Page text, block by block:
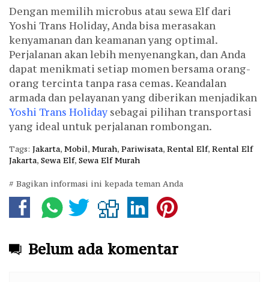
Dengan memilih microbus atau sewa Elf dari
Yoshi Trans Holiday, Anda bisa merasakan
kenyamanan dan keamanan yang optimal.
Perjalanan akan lebih menyenangkan, dan Anda
dapat menikmati setiap momen bersama orang-
orang tercinta tanpa rasa cemas. Keandalan
armada dan pelayanan yang diberikan menjadikan
Yoshi Trans Holiday sebagai pilihan transportasi
yang ideal untuk perjalanan rombongan.
Tags: Jakarta, Mobil, Murah, Pariwisata, Rental Elf, Rental Elf
Jakarta, Sewa Elf, Sewa Elf Murah
# Bagikan informasi ini kepada teman Anda
Belum ada komentar